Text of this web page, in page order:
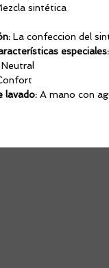
La confeccion del
especiales:
Neutral
lavado: A mano con